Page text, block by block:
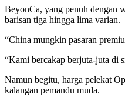
BeyonCa, yang penuh dengan
barisan tiga hingga lima varian.
“China mungkin pasaran
“Kami bercakap berjuta-juta di
Namun begitu, harga pelekat
kalangan pemandu muda.